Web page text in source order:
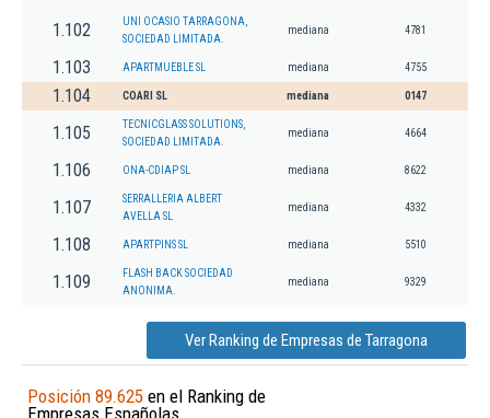
1.102
UNI OCASIO TARRAGONA,
SOCIEDAD LIMITADA.
mediana 4781
1.103 APARTMUEBLE SL mediana 4755
1.104 COARI SL mediana 0147
1.105
TECNICGLASS SOLUTIONS,
SOCIEDAD LIMITADA.
mediana 4664
1.106 ONA-CDIAP SL mediana 8622
1.107
SERRALLERIA ALBERT
AVELLA SL
mediana 4332
1.108 APARTPINS SL mediana 5510
1.109
FLASH BACK SOCIEDAD
ANONIMA.
mediana 9329
Ver Ranking de Empresas de Tarragona
Posición 89.625 en el Ranking de